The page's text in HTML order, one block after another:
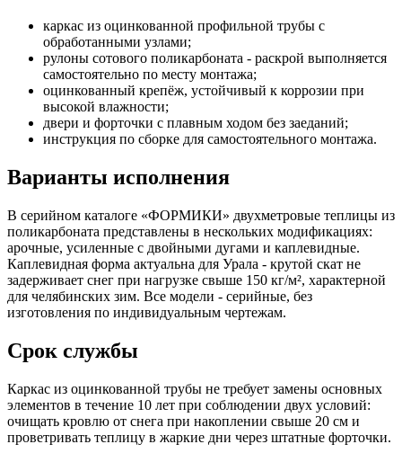
каркас из оцинкованной профильной трубы с
обработанными узлами;
рулоны сотового поликарбоната - раскрой выполняется
самостоятельно по месту монтажа;
оцинкованный крепёж, устойчивый к коррозии при
высокой влажности;
двери и форточки с плавным ходом без заеданий;
инструкция по сборке для самостоятельного монтажа.
Варианты исполнения
В серийном каталоге «ФОРМИКИ» двухметровые теплицы из
поликарбоната представлены в нескольких модификациях:
арочные, усиленные с двойными дугами и каплевидные.
Каплевидная форма актуальна для Урала - крутой скат не
задерживает снег при нагрузке свыше 150 кг/м², характерной
для челябинских зим. Все модели - серийные, без
изготовления по индивидуальным чертежам.
Срок службы
Каркас из оцинкованной трубы не требует замены основных
элементов в течение 10 лет при соблюдении двух условий:
очищать кровлю от снега при накоплении свыше 20 см и
проветривать теплицу в жаркие дни через штатные форточки.